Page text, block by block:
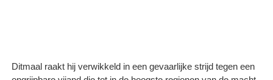
Ditmaal raakt hij verwikkeld in een gevaarlijke strijd tegen een